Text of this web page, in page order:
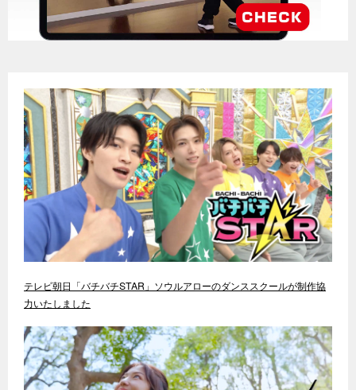
テレビ朝日「バチバチSTAR」ソウルアローのダンススクールが制作協
力いたしました